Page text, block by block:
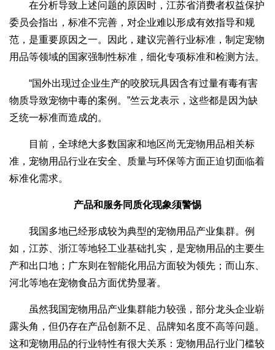
在分析导致上述问题的原因时，江苏省消费者权益保护
委员会指出，标准不完善，对企业难以形成有效指导和规
范，是重要原因之一。因此，建议完善行业标准，制定宠物
用品等领域的国家强制性标准，细化专项标准和检测方法。
“国外出现过企业生产的咬胶玩具因含有过量有毒有害
物质导致宠物中毒的案例。”竺云龙表示，这些都是因为缺
乏统一标准而造成的。
目前，全球绝大多数国家和地区尚无宠物用品相关标
准，宠物用品行业在安全、质量与环保等方面正迫切面临着
标准化需求。
产品和服务同质化现象须警惕
我国多地已经形成较为典型的宠物用品产业集群。例
如，江苏、浙江等地轻工业基础扎实，是宠物用品的主要生
产和出口地；广东则在智能化用品方面较为领先；而山东、
河北等地在宠物食品方面优势显著。
虽然我国宠物用品产业集群能力较强，部分龙头企业崭
露头角，但仍存在产品创新不足、品牌知名度不高等问题。
这和宠物用品的行业特性有很大关系：宠物用品行业门槛较